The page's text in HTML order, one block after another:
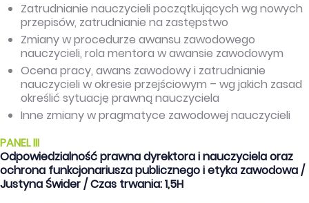
Zatrudnianie nauczycieli początkujących wg nowych
przepisów, zatrudnianie na zastępstwo
Zmiany w procedurze awansu zawodowego
nauczycieli, rola mentora w awansie zawodowym
Ocena pracy, awans zawodowy i zatrudnianie
nauczycieli w okresie przejściowym – wg jakich zasad
określić sytuację prawną nauczyciela
Inne zmiany w pragmatyce zawodowej nauczycieli
PANEL III
Odpowiedzialność prawna dyrektora i nauczyciela oraz
ochrona funkcjonariusza publicznego i etyka zawodowa /
Justyna Świder / Czas trwania: 1,5H